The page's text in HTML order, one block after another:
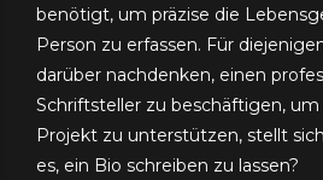
benötigt, um präzise die
Person zu erfassen. Für
darüber nachdenken, einen
Schriftsteller zu beschäftigen,
Projekt zu unterstützen, stellt
es, ein Bio schreiben zu lassen?